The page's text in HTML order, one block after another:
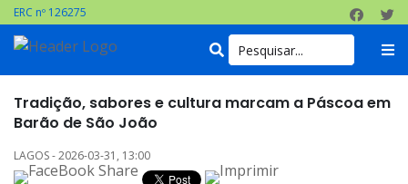
ERC nº 126275
Tradição, sabores e cultura marcam a Páscoa em
Barão de São João
LAGOS - 2026-03-31, 13:00